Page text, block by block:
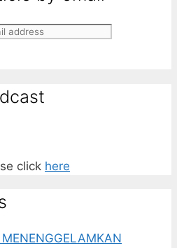
click here